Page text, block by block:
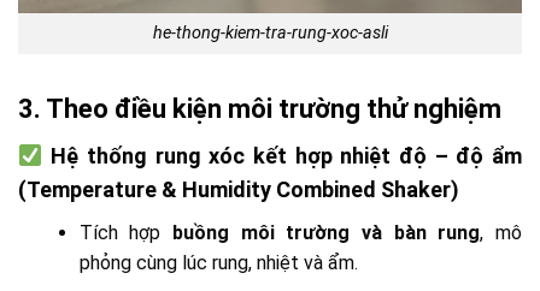
he-thong-kiem-tra-rung-xoc-asli
3. Theo điều kiện môi trường thử nghiệm
Hệ thống rung xóc kết hợp nhiệt độ – độ ẩm
(Temperature & Humidity Combined Shaker)
Tích hợp buồng môi trường và bàn rung, mô
phỏng cùng lúc rung, nhiệt và ẩm.